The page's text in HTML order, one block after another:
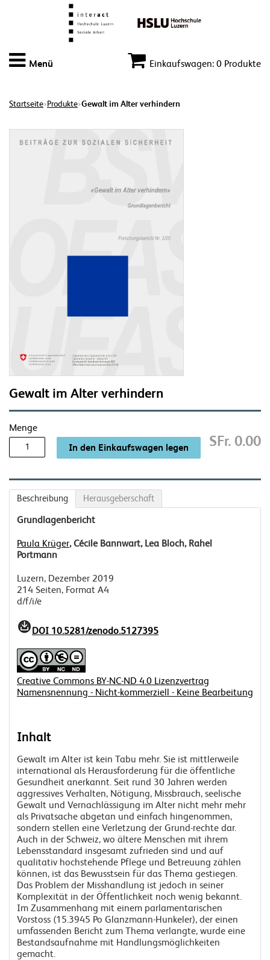
Menü Einkaufswagen: 0 Produkte
Startseite>Produkte>Gewalt im Alter verhindern
Gewalt im Alter verhindern
SFr. 0.00
Menge
Beschreibung Herausgeberschaft
Grundlagenbericht
Paula Krüger, Cécile Bannwart, Lea Bloch, Rahel
Portmann
Luzern, Dezember 2019
214 Seiten, Format A4
d/f/i/e
DOI 10.5281/zenodo.5127395
Creative Commons BY-NC-ND 4.0 Lizenzvertrag
Namensnennung - Nicht-kommerziell - Keine Bearbeitung
Inhalt
Gewalt im Alter ist kein Tabu mehr. Sie ist mittlerweile
international als Herausforderung für die öffentliche
Gesundheit anerkannt. Seit rund 30 Jahren werden
aggressives Verhalten, Nötigung, Missbrauch, seelische
Gewalt und Vernachlässigung im Alter nicht mehr mehr
als Privatsache abgetan und einfach hingenommen,
sondern stellen eine Verletzung der Grund-rechte dar.
Auch in der Schweiz, wo ältere Menschen mit ihrem
Lebensstandard insgesamt zufrieden sind und auf
qualitativ hochstehende Pflege und Betreuung zählen
können, ist das Bewusstsein für das Thema gestiegen.
Das Problem der Misshandlung ist jedoch in seiner
Komplexität in der Öffentlichkeit noch wenig bekannt.
Im Zusammenhang mit einem parlamentarischen
Vorstoss (15.3945 Po Glanzmann-Hunkeler), der einen
umfassenden Bericht zum Thema verlangte, wurde eine
Bestandsaufnahme mit Handlungsmöglichkeiten
gemacht.